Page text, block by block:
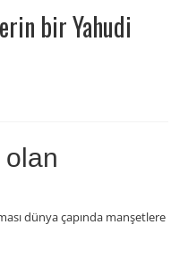
bir Yahudi
olan
dünya çapında manşetlere